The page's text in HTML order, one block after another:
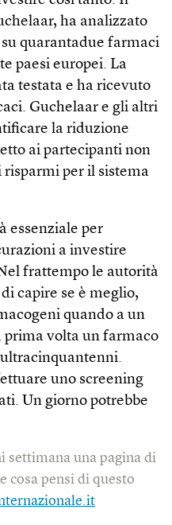
ha analizzato
quarantadue farmaci
paesi europei. La
testata e ha ricevuto
Guchelaar e gli altri
la riduzione
ai partecipanti non
risparmi per il sistema
essenziale per
a investire
frattempo le autorità
capire se è meglio,
quando a un
prima volta un farmaco
uno screening
Un giorno potrebbe
settimana una pagina di
cosa pensi di questo